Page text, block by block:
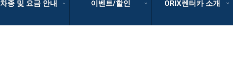
차종 및 요금 안내 이벤트/할인 ORIX렌터카 소개